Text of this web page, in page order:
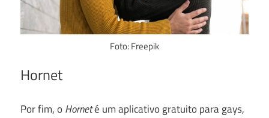
Foto: Freepik
Hornet
Por fim, o Horneté um aplicativo gratuito para gays,